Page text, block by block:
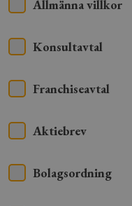
Allmänna villkor
Konsultavtal
Franchiseavtal
Aktiebrev
Bolagsordning